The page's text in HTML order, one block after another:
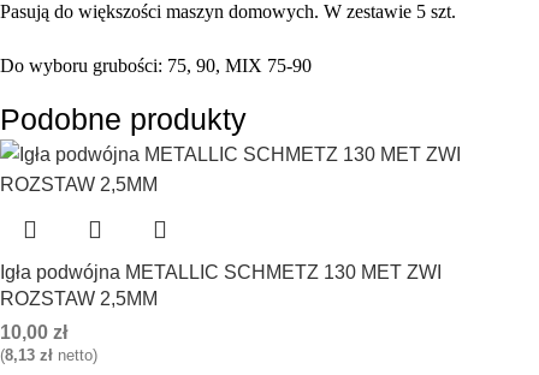
Pasują do większości maszyn domowych. W zestawie 5 szt.
Do wyboru grubości: 75, 90, MIX 75-90
Podobne produkty
Igła podwójna METALLIC SCHMETZ 130 MET ZWI
ROZSTAW 2,5MM
10,00 zł
(8,13 zł netto)